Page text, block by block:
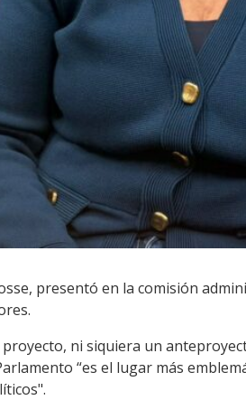
presentó en la comisión
ni siquiera un
“es el lugar más